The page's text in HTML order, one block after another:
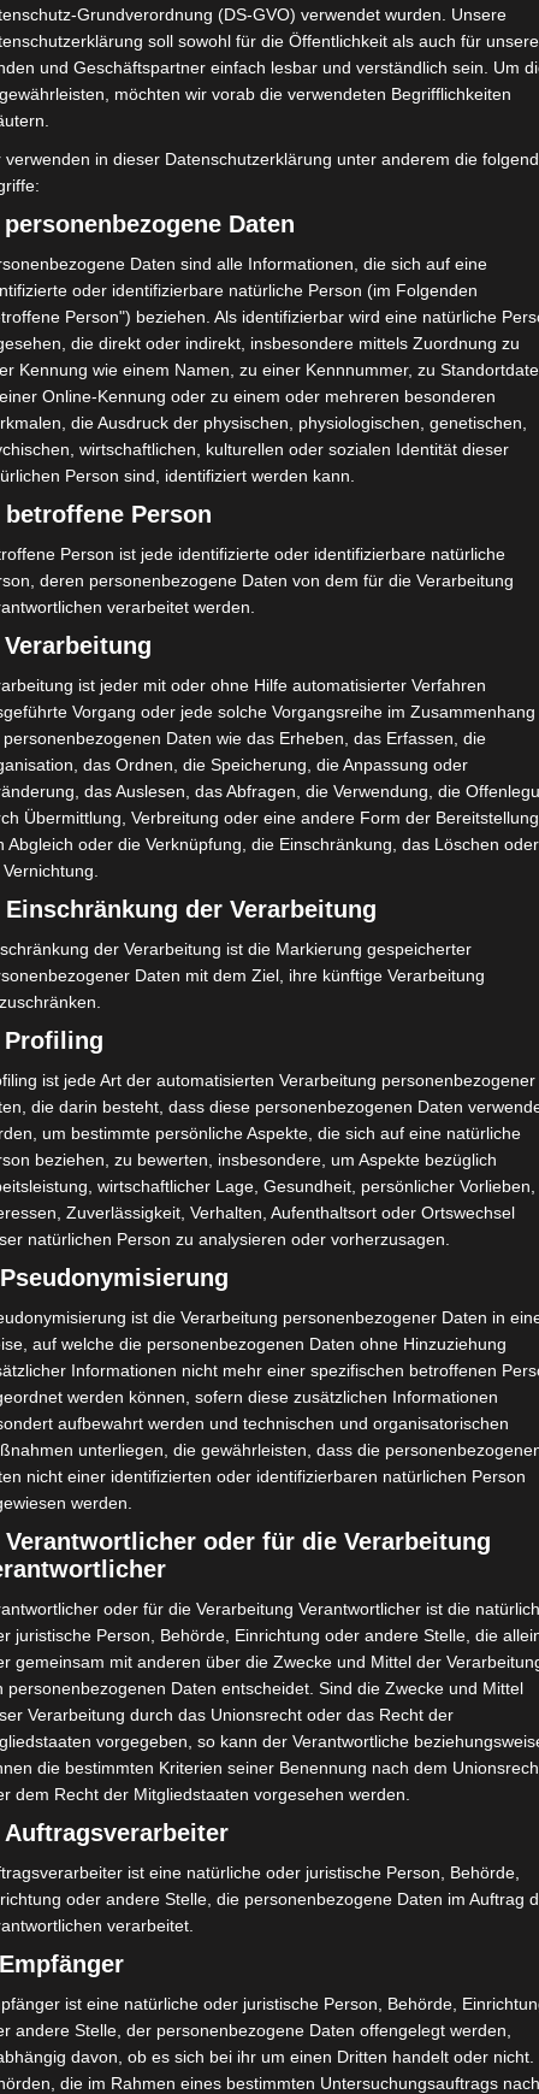
place where we all come together, the heart of the home,
This is where we are creative, this is where we meet.“
klein ist, gibt es eine Menge zu entdecken und man kann
jedem Interior-Liebhaber dieses Geschäft nur wärmstens
sich gleich an den großen gedeckten Holztisch setzen und
Teekanne von Georg Jensen steht ganz oben auf meiner
alten Holztischen sind die besonderen Porzellanschalen
Grundverordnung (DS-GVO) verwendet wurden. Unsere
soll sowohl für die Öffentlichkeit als auch für unsere
und Geschäftspartner einfach lesbar und verständlich sein. Um
möchten wir vorab die verwendeten Begrifflichkeiten
verwenden in dieser Datenschutzerklärung unter anderem die
personenbezogene Daten
Daten sind alle Informationen, die sich auf eine
oder identifizierbare natürliche Person (im Folgenden
Person") beziehen. Als identifizierbar wird eine natürliche
die direkt oder indirekt, insbesondere mittels Zuordnung zu
Kennung wie einem Namen, zu einer Kennnummer, zu
Online-Kennung oder zu einem oder mehreren besonderen
die Ausdruck der physischen, physiologischen, genetischen,
wirtschaftlichen, kulturellen oder sozialen Identität dieser
Person sind, identifiziert werden kann.
betroffene Person
Person ist jede identifizierte oder identifizierbare natürliche
deren personenbezogene Daten von dem für die Verarbeitung
verarbeitet werden.
ist jeder mit oder ohne Hilfe automatisierter Verfahren
Vorgang oder jede solche Vorgangsreihe im Zusammenhang
personenbezogenen Daten wie das Erheben, das Erfassen, die
das Ordnen, die Speicherung, die Anpassung oder
das Auslesen, das Abfragen, die Verwendung, die
Übermittlung, Verbreitung oder eine andere Form der Bereitstellung,
Abgleich oder die Verknüpfung, die Einschränkung, das Löschen oder
Einschränkung der Verarbeitung
der Verarbeitung ist die Markierung gespeicherter
Daten mit dem Ziel, ihre künftige Verarbeitung
Profiling
ist jede Art der automatisierten Verarbeitung personenbezogener
die darin besteht, dass diese personenbezogenen Daten
um bestimmte persönliche Aspekte, die sich auf eine natürliche
beziehen, zu bewerten, insbesondere, um Aspekte bezüglich
wirtschaftlicher Lage, Gesundheit, persönlicher Vorlieben,
Zuverlässigkeit, Verhalten, Aufenthaltsort oder Ortswechsel
natürlichen Person zu analysieren oder vorherzusagen.
ist die Verarbeitung personenbezogener Daten in
auf welche die personenbezogenen Daten ohne Hinzuziehung
Informationen nicht mehr einer spezifischen betroffenen
werden können, sofern diese zusätzlichen Informationen
aufbewahrt werden und technischen und organisatorischen
unterliegen, die gewährleisten, dass die
nicht einer identifizierten oder identifizierbaren natürlichen Person
werden.
Verantwortlicher oder für die Verarbeitung
oder für die Verarbeitung Verantwortlicher ist die
juristische Person, Behörde, Einrichtung oder andere Stelle, die
gemeinsam mit anderen über die Zwecke und Mittel der
personenbezogenen Daten entscheidet. Sind die Zwecke und Mittel
Verarbeitung durch das Unionsrecht oder das Recht der
vorgegeben, so kann der Verantwortliche
die bestimmten Kriterien seiner Benennung nach dem
dem Recht der Mitgliedstaaten vorgesehen werden.
Auftragsverarbeiter
ist eine natürliche oder juristische Person, Behörde,
oder andere Stelle, die personenbezogene Daten im Auftrag
verarbeitet.
ist eine natürliche oder juristische Person, Behörde,
andere Stelle, der personenbezogene Daten offengelegt werden,
davon, ob es sich bei ihr um einen Dritten handelt oder nicht.
die im Rahmen eines bestimmten Untersuchungsauftrags nach